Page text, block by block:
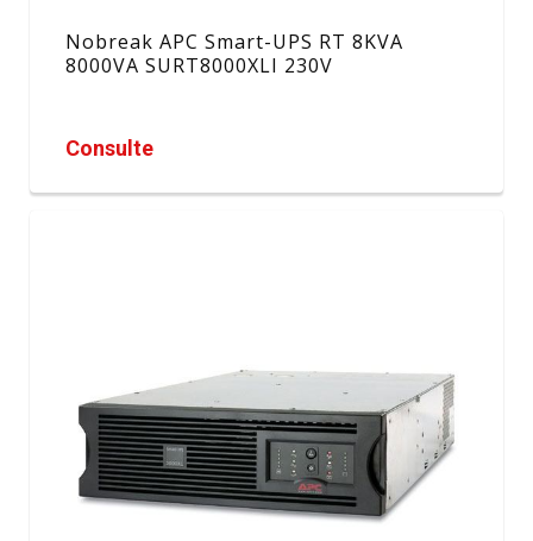
Nobreak APC Smart-UPS RT 8KVA
8000VA SURT8000XLI 230V
Consulte